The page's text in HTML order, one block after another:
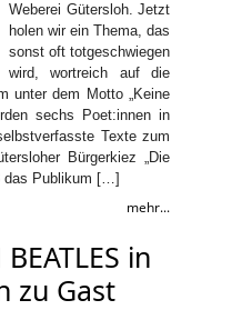
Weberei Gütersloh. Jetzt
holen wir ein Thema, das
sonst oft totgeschwiegen
wird, wortreich auf die
unter dem Motto „Keine
sechs Poet:innen in
Texte zum
Bürgerkiez „Die
das Publikum […]
mehr...
in
zu Gast